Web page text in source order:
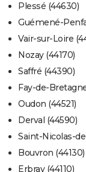
Plessé (44630)
Guémené-
Vair-sur-Loire
Nozay (44170)
Saffré (44390)
Fay-de-
Oudon (44521)
Derval (44590)
Saint-Nicolas-
Bouvron (44130)
Erbray (44110)